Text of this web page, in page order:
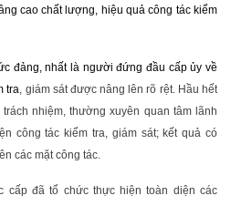
cao chất lượng, hiệu quả công tác kiểm
đảng, nhất là người đứng đầu cấp ủy về
tra, giám sát được nâng lên rõ rệt. Hầu hết
nhiệm, thường xuyên quan tâm lãnh
công tác kiểm tra, giám sát; kết quả có
các mặt công tác.
cấp đã tổ chức thực hiện toàn diện các